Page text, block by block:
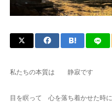
私たちの本質は 静寂です
目を瞑って 心を落ち着かせた時に